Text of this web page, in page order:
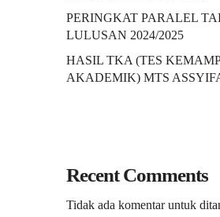
PERINGKAT PARALEL
LULUSAN 2024/2025
HASIL TKA (TES
AKADEMIK) MTS
Recent Comments
Tidak ada komentar untuk